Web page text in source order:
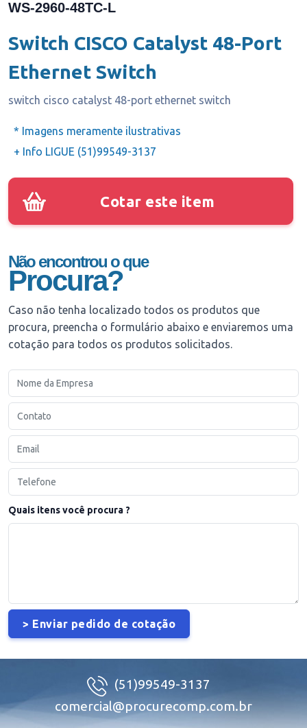
WS-2960-48TC-L
Switch CISCO Catalyst 48-Port
Ethernet Switch
switch cisco catalyst 48-port ethernet switch
* Imagens meramente ilustrativas
+ Info LIGUE (51)99549-3137
Cotar este item
Não encontrou o que
Procura?
Caso não tenha localizado todos os produtos que
procura, preencha o formulário abaixo e enviaremos uma
cotação para todos os produtos solicitados.
Quais itens você procura ?
(51)99549-3137
comercial@procurecomp.com.br